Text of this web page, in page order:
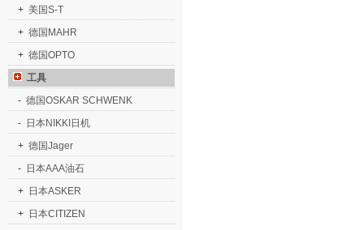
+ 美国S-T
+ 德国MAHR
+ 德国OPTO
工具
- 德国OSKAR SCHWENK
- 日本NIKKI日机
+ 德国Jager
- 日本AAA油石
+ 日本ASKER
+ 日本CITIZEN